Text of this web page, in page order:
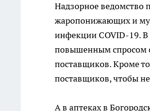
Надзорное ведомство
жаропонижающих и
инфекции COVID-19. В
повышенным спросом
поставщиков. Кроме
поставщиков, чтобы
А в аптеках в